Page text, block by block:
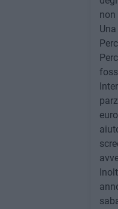
non